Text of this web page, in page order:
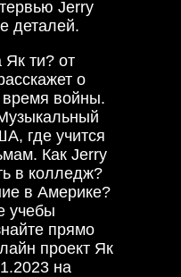
Jerry
деталей.
Як ти? от
о
войны.
где учится
Как Jerry
в колледж?
в Америке?
учебы
прямо
проект Як
на